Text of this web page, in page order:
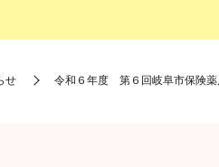
せ 令和６年度 第６回岐阜市保険薬